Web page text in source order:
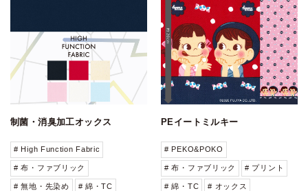
制菌・消臭加工オックス
# High Function Fabric
# 布・ファブリック
# 無地・先染め # 綿・TC
PEイートミルキー
# PEKO&POKO
# 布・ファブリック # プリント
# 綿・TC # オックス